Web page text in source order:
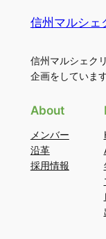
信州マルシェ
信州マルシェク
企画をしていま
About
メンバー
沿革
採用情報